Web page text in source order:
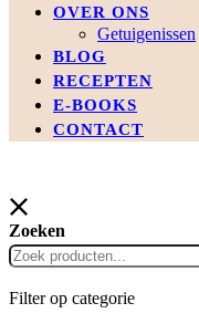
OVER ONS
Getuigenissen
BLOG
RECEPTEN
E-BOOKS
CONTACT
Zoeken
Filter op categorie